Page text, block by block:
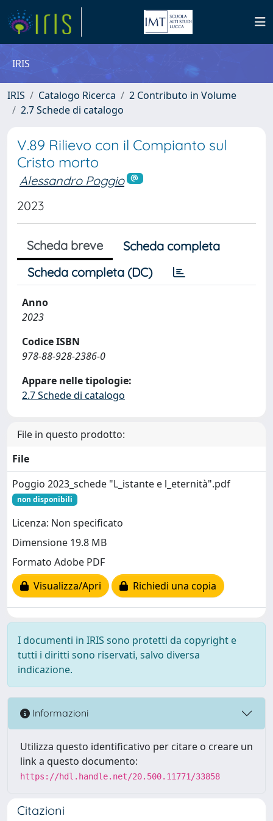
IRIS
IRIS Catalogo Ricerca
2 Contributo in Volume
2.7 Schede di catalogo
V.89 Rilievo con il Compianto sul
Cristo morto
Alessandro Poggio
2023
Scheda breve
Scheda completa
Scheda completa (DC)
Anno
2023
Codice ISBN
978-88-928-2386-0
Appare nelle tipologie:
2.7 Schede di catalogo
File in questo prodotto:
File
Poggio 2023_schede "L_istante e l_eternità".pdf
non disponibili
Licenza: Non specificato
Dimensione 19.8 MB
Formato Adobe PDF
Visualizza/Apri
Richiedi una copia
I documenti in IRIS sono protetti da copyright e
tutti i diritti sono riservati, salvo diversa
indicazione.
Informazioni
Utilizza questo identificativo per citare o creare un
link a questo documento:
https://hdl.handle.net/20.500.11771/33858
Citazioni